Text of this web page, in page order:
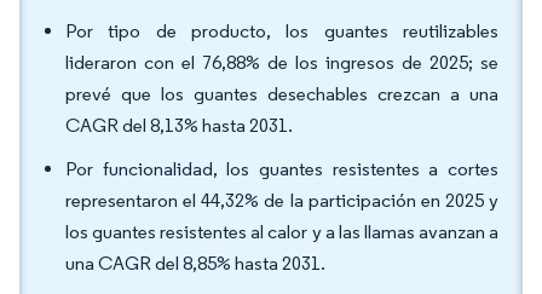
Por tipo de producto, los guantes reutilizables
lideraron con el 76,88% de los ingresos de 2025; se
prevé que los guantes desechables crezcan a una
CAGR del 8,13% hasta 2031.
Por funcionalidad, los guantes resistentes a cortes
representaron el 44,32% de la participación en 2025 y
los guantes resistentes al calor y a las llamas avanzan a
una CAGR del 8,85% hasta 2031.